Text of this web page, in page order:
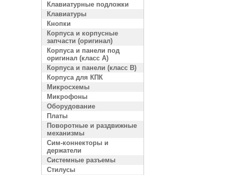
Клавиатурные подложки
Клавиатуры
Кнопки
Корпуса и корпусные
запчасти (оригинал)
Корпуса и панели под
оригинал (класс A)
Корпуса и панели (класс B)
Корпуса для КПК
Микросхемы
Микрофоны
Оборудование
Платы
Поворотные и раздвижные
механизмы
Сим-коннекторы и
держатели
Системные разъемы
Стилусы